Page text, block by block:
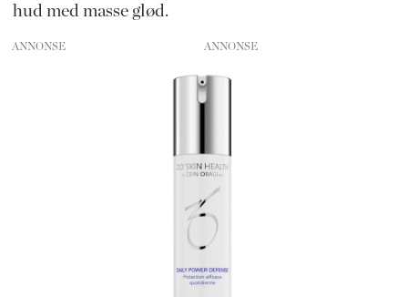
hud med masse glød.
ANNONSE